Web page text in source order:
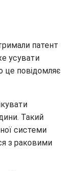
патент
усувати
це повідомляє
Такий
системи
з раковими